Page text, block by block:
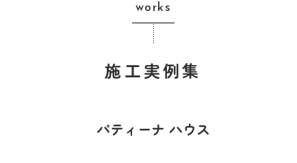
works
施工実例集
パティーナ ハウス